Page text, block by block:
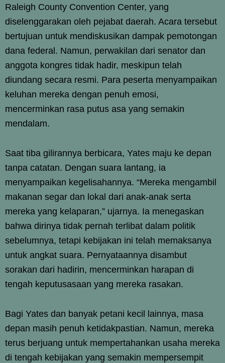
Raleigh County Convention Center, yang
diselenggarakan oleh pejabat daerah. Acara tersebut
bertujuan untuk mendiskusikan dampak pemotongan
dana federal. Namun, perwakilan dari senator dan
anggota kongres tidak hadir, meskipun telah
diundang secara resmi. Para peserta menyampaikan
keluhan mereka dengan penuh emosi,
mencerminkan rasa putus asa yang semakin
mendalam.
Saat tiba gilirannya berbicara, Yates maju ke depan
tanpa catatan. Dengan suara lantang, ia
menyampaikan kegelisahannya. “Mereka mengambil
makanan segar dan lokal dari anak-anak serta
mereka yang kelaparan,” ujarnya. Ia menegaskan
bahwa dirinya tidak pernah terlibat dalam politik
sebelumnya, tetapi kebijakan ini telah memaksanya
untuk angkat suara. Pernyataannya disambut
sorakan dari hadirin, mencerminkan harapan di
tengah keputusasaan yang mereka rasakan.
Bagi Yates dan banyak petani kecil lainnya, masa
depan masih penuh ketidakpastian. Namun, mereka
terus berjuang untuk mempertahankan usaha mereka
di tengah kebijakan yang semakin mempersempit